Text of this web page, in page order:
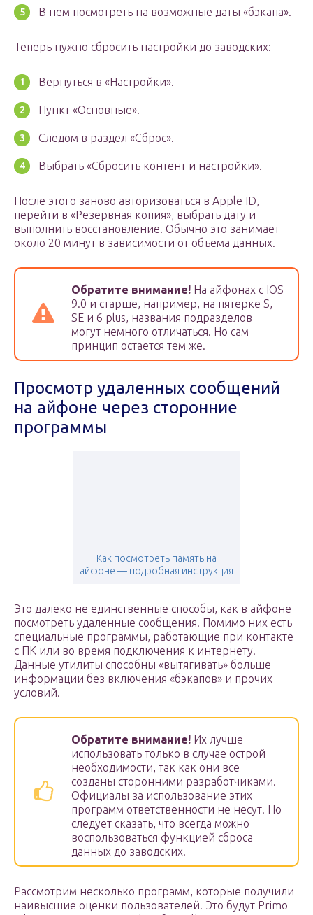
В нем посмотреть на возможные даты «бэкапа».
Теперь нужно сбросить настройки до заводских:
Вернуться в «Настройки».
Пункт «Основные».
Следом в раздел «Сброс».
Выбрать «Сбросить контент и настройки».
После этого заново авторизоваться в Apple ID,
перейти в «Резервная копия», выбрать дату и
выполнить восстановление. Обычно это занимает
около 20 минут в зависимости от объема данных.
Обратите внимание! На айфонах с IOS
9.0 и старше, например, на пятерке S,
SE и 6 plus, названия подразделов
могут немного отличаться. Но сам
принцип остается тем же.
Просмотр удаленных сообщений
на айфоне через сторонние
программы
Как посмотреть память на
айфоне — подробная инструкция
Это далеко не единственные способы, как в айфоне
посмотреть удаленные сообщения. Помимо них есть
специальные программы, работающие при контакте
с ПК или во время подключения к интернету.
Данные утилиты способны «вытягивать» больше
информации без включения «бэкапов» и прочих
условий.
Обратите внимание! Их лучше
использовать только в случае острой
необходимости, так как они все
созданы сторонними разработчиками.
Официалы за использование этих
программ ответственности не несут. Но
следует сказать, что всегда можно
воспользоваться функцией сброса
данных до заводских.
Рассмотрим несколько программ, которые получили
наивысшие оценки пользователей. Это будут Primo